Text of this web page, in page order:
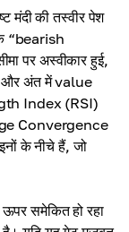
मंदी की तस्वीर पेश
“bearish
पर अस्वीकार हुई,
और अंत में value
Index (RSI)
Convergence
के नीचे हैं, जो
समेकित हो रहा